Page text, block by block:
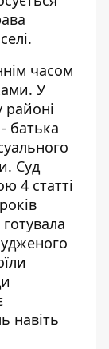
часом
У
районі
батька
Суд
4 статті
навіть